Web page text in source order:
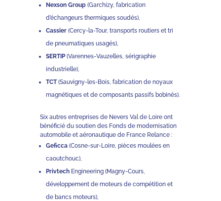
Nexson Group(Garchizy, fabrication
d’échangeurs thermiques soudés),
Cassier(Cercy-la-Tour, transports routiers et tri
de pneumatiques usagés),
SERTIP(Varennes-Vauzelles, sérigraphie
industrielle),
TCT(Sauvigny-les-Bois, fabrication de noyaux
magnétiques et de composants passifs bobinés).
Six autres entreprises de Nevers Val de Loire ont
bénéficié du soutien des Fonds de modernisation
automobile et aéronautique de France Relance :
Geficca(Cosne-sur-Loire, pièces moulées en
caoutchouc),
PrivtechEngineering (Magny-Cours,
développement de moteurs de compétition et
de bancs moteurs),